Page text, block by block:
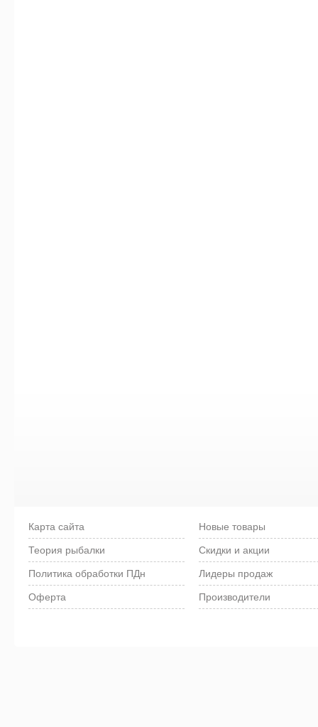
Карта сайта
Теория рыбалки
Политика обработки ПДн
Оферта
Новые товары
Скидки и акции
Лидеры продаж
Производители